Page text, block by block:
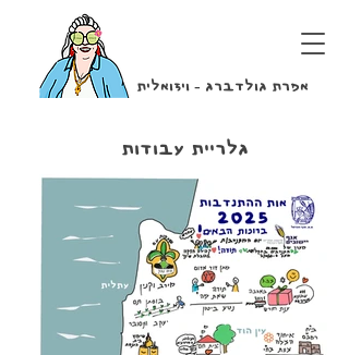
אפרת גולדברג - ויזואלית
גלריית עבודות